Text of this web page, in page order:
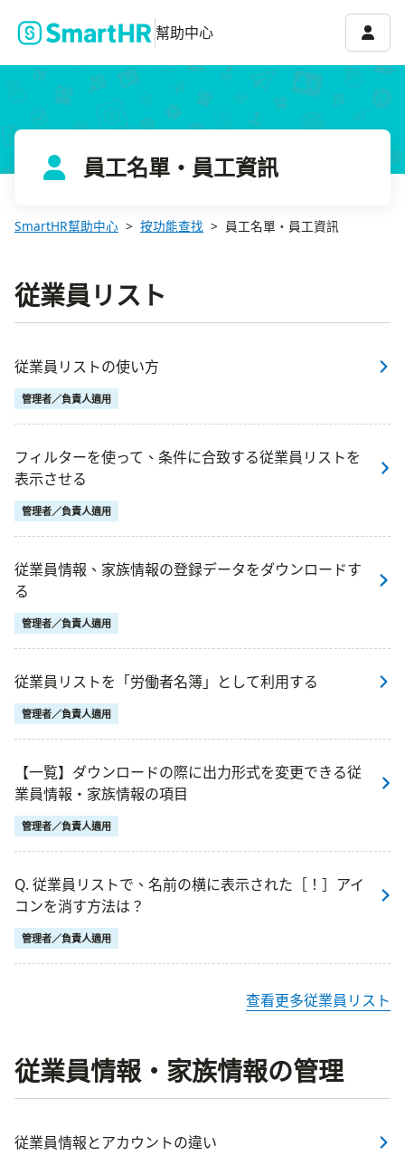
幫助中心 帳號
員工名單・員工資訊
SmartHR幫助中心 按功能查找 員工名單・員工資訊
従業員リスト
従業員リストの使い方
管理者／負責人適用
フィルターを使って、条件に合致する従業員リストを
表示させる
管理者／負責人適用
従業員情報、家族情報の登録データをダウンロードす
る
管理者／負責人適用
従業員リストを「労働者名簿」として利用する
管理者／負責人適用
【一覧】ダウンロードの際に出力形式を変更できる従
業員情報・家族情報の項目
管理者／負責人適用
Q. 従業員リストで、名前の横に表示された［！］アイ
コンを消す方法は？
管理者／負責人適用
查看更多従業員リスト
従業員情報・家族情報の管理
従業員情報とアカウントの違い